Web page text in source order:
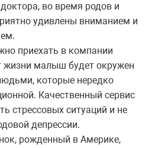
во время родов и
удивлены вниманием и
приехать в компании
жизни малыш будет окружен
которые нередко
Качественный сервис
стрессовых ситуаций и не
депрессии.
рожденный в Америке,